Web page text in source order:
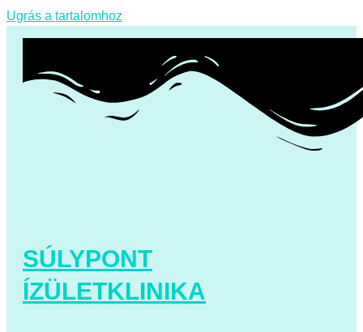
Ugrás a tartalomhoz
SÚLYPONT
ÍZÜLETKLINIKA